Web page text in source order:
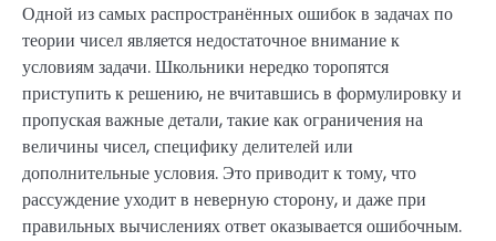
Одной из самых распространённых ошибок в задачах по
теории чисел является недостаточное внимание к
условиям задачи. Школьники нередко торопятся
приступить к решению, не вчитавшись в формулировку и
пропуская важные детали, такие как ограничения на
величины чисел, специфику делителей или
дополнительные условия. Это приводит к тому, что
рассуждение уходит в неверную сторону, и даже при
правильных вычислениях ответ оказывается ошибочным.